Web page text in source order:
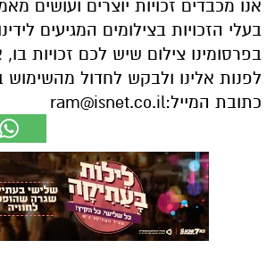
אנו מכבדים זכויות יוצרים ועושים
בעלי הזכויות בצילומים המגיעים
בפרסומינו צילום שיש לכם זכויות
לפנות אלינו ולבקש לחדול
כתובת המייל:ram@isnet.co.il